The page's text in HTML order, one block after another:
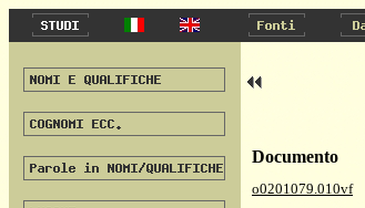
Documento
o0201079.010vf